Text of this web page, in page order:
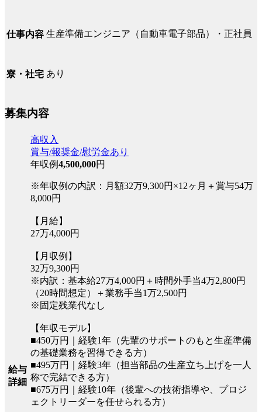
仕事内容 生産準備エンジニア（自動車電子部品）・正社員
寮・社宅 あり
募集内容
給与
詳細
高収入
賞与/報奨金/慰労金あり
年収例4,500,000円
※年収例の内訳：月額32万9,300円×12ヶ月＋賞与54万
8,000円
【月給】
27万4,000円
【月収例】
32万9,300円
※内訳：基本給27万4,000円＋時間外手当4万2,800円
（20時間想定）＋業務手当1万2,500円
※固定残業代なし
【年収モデル】
■450万円｜経験1年（先輩のサポートのもと生産準備
の基礎業務を習得できる方）
■495万円｜経験3年（担当部品の生産立ち上げを一人
称で完結できる方）
■675万円｜経験10年（後輩への技術指導や、プロジ
ェクトリーダーを任せられる方）